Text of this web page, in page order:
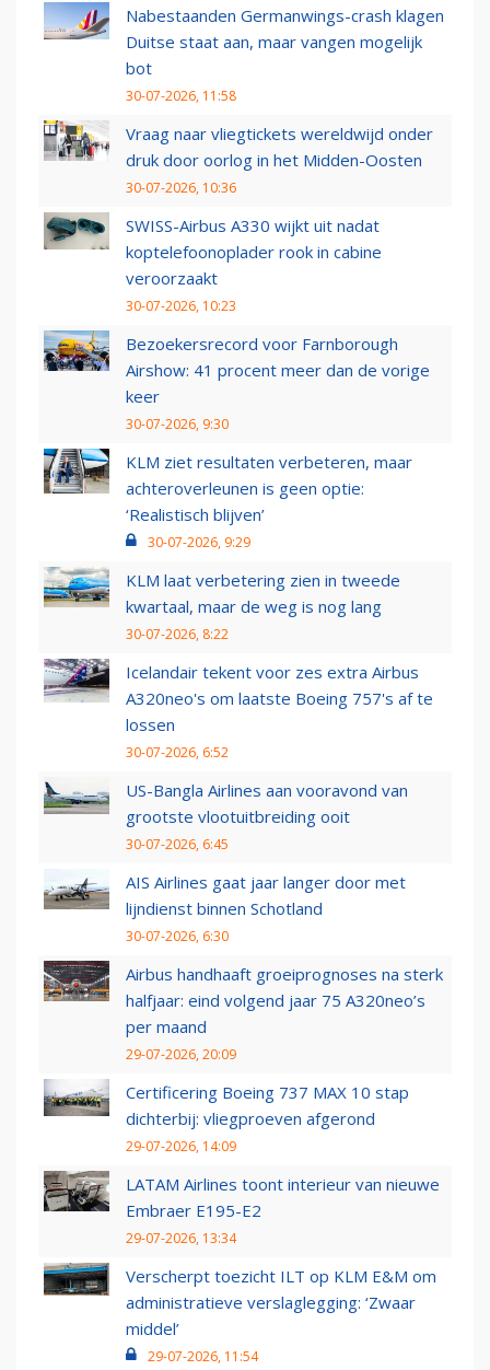
Nabestaanden Germanwings-crash klagen
Duitse staat aan, maar vangen mogelijk
bot
30-07-2026, 11:58
Vraag naar vliegtickets wereldwijd onder
druk door oorlog in het Midden-Oosten
30-07-2026, 10:36
SWISS-Airbus A330 wijkt uit nadat
koptelefoonoplader rook in cabine
veroorzaakt
30-07-2026, 10:23
Bezoekersrecord voor Farnborough
Airshow: 41 procent meer dan de vorige
keer
30-07-2026, 9:30
KLM ziet resultaten verbeteren, maar
achteroverleunen is geen optie:
‘Realistisch blijven’
30-07-2026, 9:29
KLM laat verbetering zien in tweede
kwartaal, maar de weg is nog lang
30-07-2026, 8:22
Icelandair tekent voor zes extra Airbus
A320neo's om laatste Boeing 757's af te
lossen
30-07-2026, 6:52
US-Bangla Airlines aan vooravond van
grootste vlootuitbreiding ooit
30-07-2026, 6:45
AIS Airlines gaat jaar langer door met
lijndienst binnen Schotland
30-07-2026, 6:30
Airbus handhaaft groeiprognoses na sterk
halfjaar: eind volgend jaar 75 A320neo’s
per maand
29-07-2026, 20:09
Certificering Boeing 737 MAX 10 stap
dichterbij: vliegproeven afgerond
29-07-2026, 14:09
LATAM Airlines toont interieur van nieuwe
Embraer E195-E2
29-07-2026, 13:34
Verscherpt toezicht ILT op KLM E&M om
administratieve verslaglegging: ‘Zwaar
middel’
29-07-2026, 11:54